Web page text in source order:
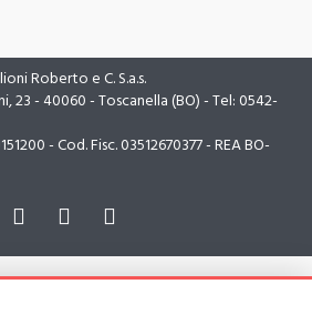
Roberto e C. S.a.s.
23 - 40060 - Toscanella (BO) - Tel: 0542-
- Cod. Fisc. 03512670377 - REA BO-